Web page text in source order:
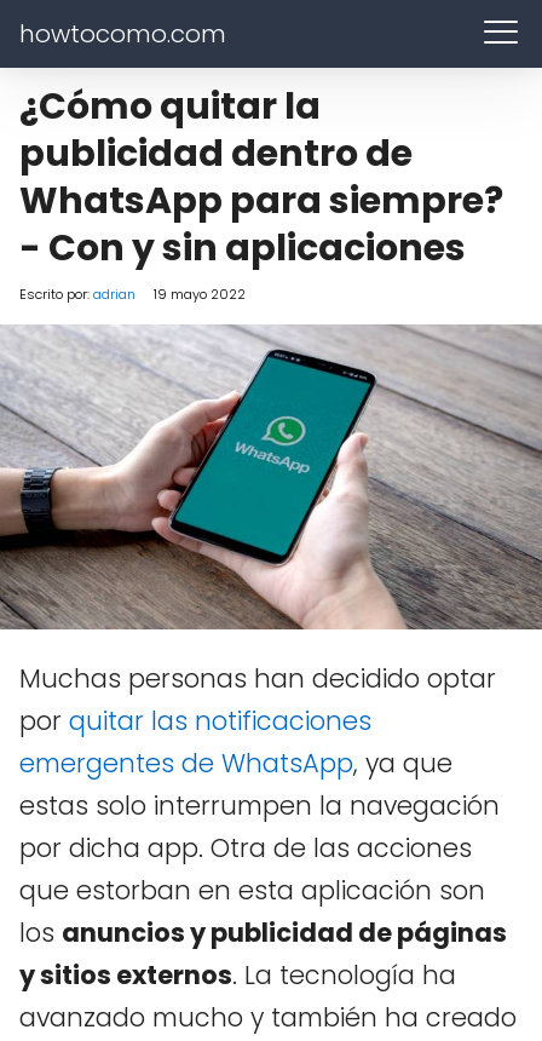
howtocomo.com
¿Cómo quitar la
publicidad dentro de
WhatsApp para siempre?
- Con y sin aplicaciones
Escrito por:adrian 19 mayo 2022
Muchas personas han decidido optar
por quitar las notificaciones
emergentes de WhatsApp, ya que
estas solo interrumpen la navegación
por dicha app. Otra de las acciones
que estorban en esta aplicación son
los anuncios y publicidad de páginas
y sitios externos. La tecnología ha
avanzado mucho y también ha creado